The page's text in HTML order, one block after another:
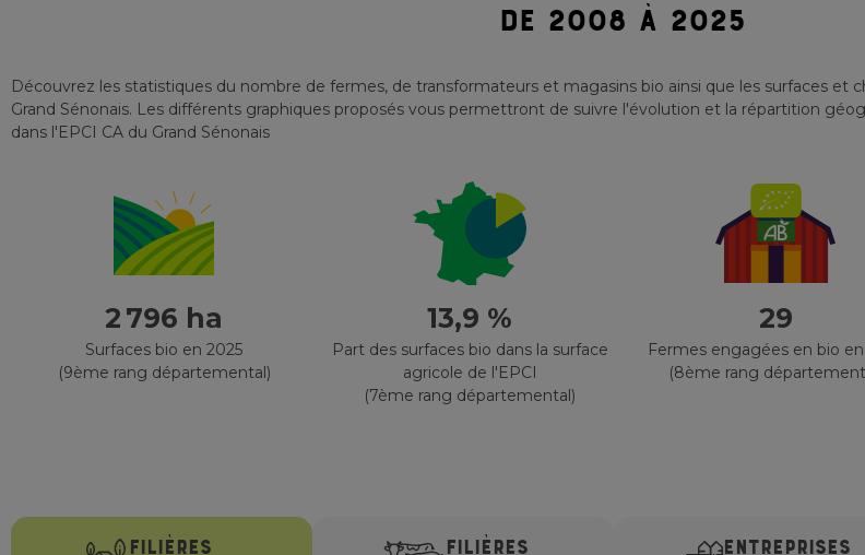
DE 2008 À 2025
Découvrez les statistiques du nombre de fermes, de transformateurs et magasins bio ainsi que les surfaces et
Grand Sénonais. Les différents graphiques proposés vous permettront de suivre l'évolution et la répartition
dans l'EPCI CA du Grand Sénonais
2 796 ha
Surfaces bio en 2025
(9ème rang départemental)
13,9 %
Part des surfaces bio dans la surface
agricole de l'EPCI
(7ème rang départemental)
29
Fermes engagées en bio
(8ème rang
FILIÈRES
FILIÈRES
ENTREPRISES